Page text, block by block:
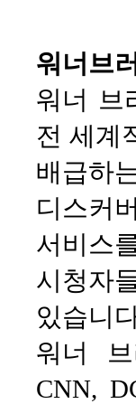
워너브
워너 브
전 세계
배급하
디스커
서비스
시청자
있습니
워너 브
CNN,